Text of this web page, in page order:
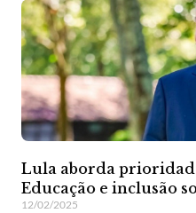
Lula aborda
Educação e inclusão
12/02/2025